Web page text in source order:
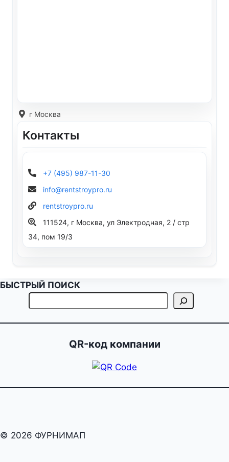
г Москва
Контакты
+7 (495) 987-11-30
info@rentstroypro.ru
rentstroypro.ru
111524, г Москва, ул Электродная, 2 / стр
34, пом 19/3
БЫСТРЫЙ ПОИСК
QR-код компании
© 2026 ФУРНИМАП